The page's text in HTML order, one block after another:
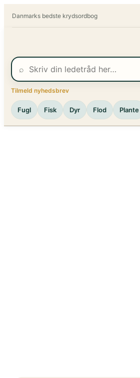
Danmarks bedste krydsordbog
⌕
Tilmeld nyhedsbrev
Fugl Fisk Dyr Flod Plante